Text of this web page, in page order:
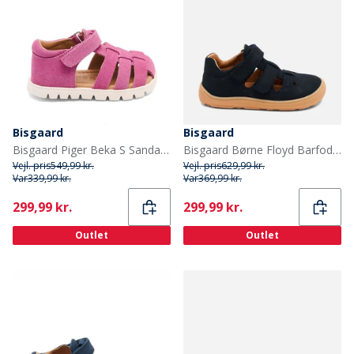
Bisgaard
Bisgaard Piger Beka S Sandaler Pink
Vejl. pris549,99 kr.
Var339,99 kr.
Current
299,99 kr.
Outlet
Bisgaard
Bisgaard Børne Floyd Barfodssandaler Navy
Vejl. pris629,99 kr.
Var369,99 kr.
Current
299,99 kr.
Outlet